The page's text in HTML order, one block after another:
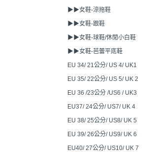
▶▶女鞋-涼拖鞋
▶▶女鞋-跟鞋
▶▶女鞋-球鞋/休閒小白鞋
▶▶女鞋-芭蕾平底鞋
EU 34/ 21公分/ US 4/ UK1
EU 35/ 22公分/ US 5/ UK 2
EU 36 /23公分 /US6 / UK3
EU37/ 24公分/ US7/ UK 4
EU 38/ 25公分/ US8/ UK 5
EU 39/ 26公分/ US9/ UK 6
EU40/ 27公分/ US10/ UK 7